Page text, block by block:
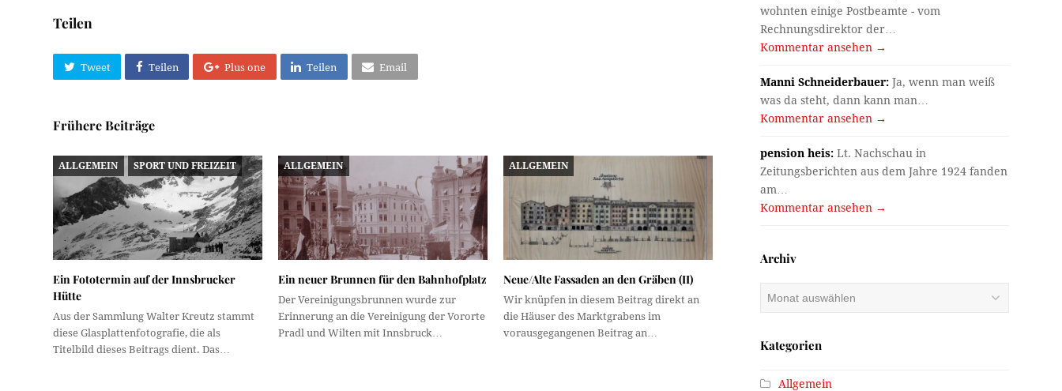
Teilen
Tweet Teilen Plus one Teilen Email
Frühere Beiträge
ALLGEMEIN SPORT UND FREIZEIT
Ein Fototermin auf der Innsbrucker
Hütte
Aus der Sammlung Walter Kreutz stammt
diese Glasplattenfotografie, die als
Titelbild dieses Beitrags dient. Das…
ALLGEMEIN
Ein neuer Brunnen für den Bahnhofplatz
Der Vereinigungsbrunnen wurde zur
Erinnerung an die Vereinigung der Vororte
Pradl und Wilten mit Innsbruck…
ALLGEMEIN
Neue/Alte Fassaden an den Gräben (II)
Wir knüpfen in diesem Beitrag direkt an
die Häuser des Marktgrabens im
vorausgegangenen Beitrag an…
wohnten einige Postbeamte - vom
Rechnungsdirektor der…
Kommentar ansehen →
Manni Schneiderbauer: Ja, wenn man weiß
was da steht, dann kann man…
Kommentar ansehen →
pension heis: Lt. Nachschau in
Zeitungsberichten aus dem Jahre 1924 fanden
am…
Kommentar ansehen →
Archiv
Kategorien
Allgemein